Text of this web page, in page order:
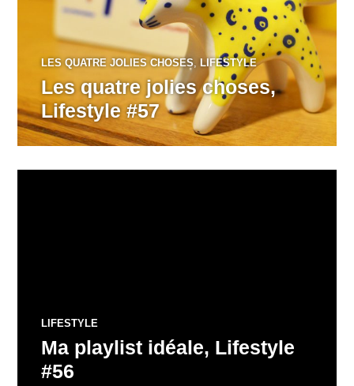
LES QUATRE JOLIES CHOSES, LIFESTYLE
Les quatre jolies choses,
Lifestyle #57
LIFESTYLE
Ma playlist idéale, Lifestyle
#56